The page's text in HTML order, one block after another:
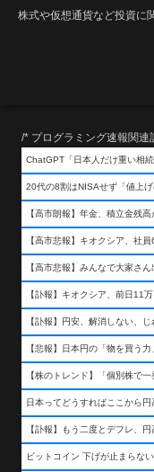
株式や仮想通貨など投資に
/* プログラミング速報関連
20代の8割はNISAせず「値上
【高市朗報】年金、積立金残
【高市悲報】キオクシア、社
【訃報】円安、解消しない、
日本ってどうすればここから
【訃報】もう二度とデフレ、
ビットコイン 下げが止まらない